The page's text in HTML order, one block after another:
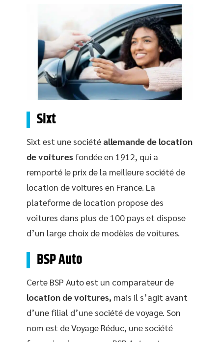
Sixt
Sixt est une société allemande de location
de voitures fondée en 1912, qui a
remporté le prix de la meilleure société de
location de voitures en France. La
plateforme de location propose des
voitures dans plus de 100 pays et dispose
d’un large choix de modèles de voitures.
BSP Auto
Certe BSP Auto est un comparateur de
location de voitures, mais il s’agit avant
d’une filial d’une société de voyage. Son
nom est de Voyage Réduc, une société